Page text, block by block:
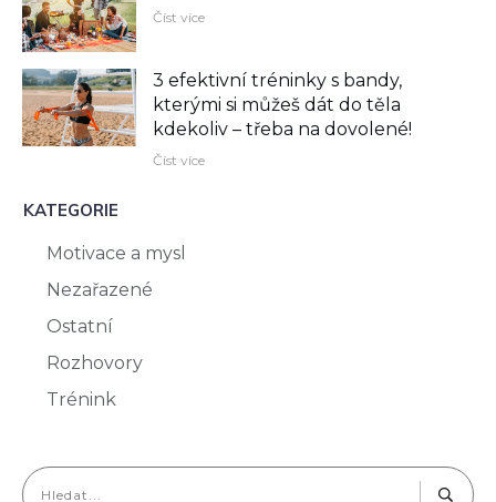
Číst více
3 efektivní tréninky s bandy,
kterými si můžeš dát do těla
kdekoliv –⁠ třeba na dovolené!
Číst více
KATEGORIE
Motivace a mysl
Nezařazené
Ostatní
Rozhovory
Trénink